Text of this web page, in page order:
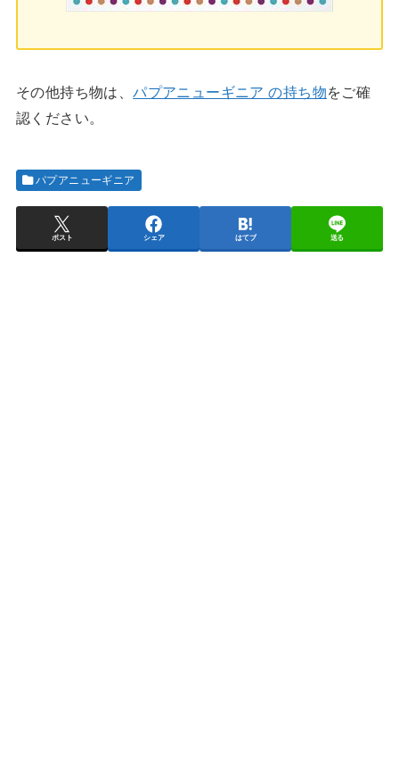
その他持ち物は、パプアニューギニア の持ち物をご確
認ください。
パプアニューギニア
ポスト シェア はてブ 送る